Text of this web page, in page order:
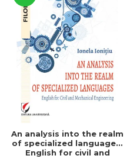
An analysis into the realm
of specialized languages.
English for civil and